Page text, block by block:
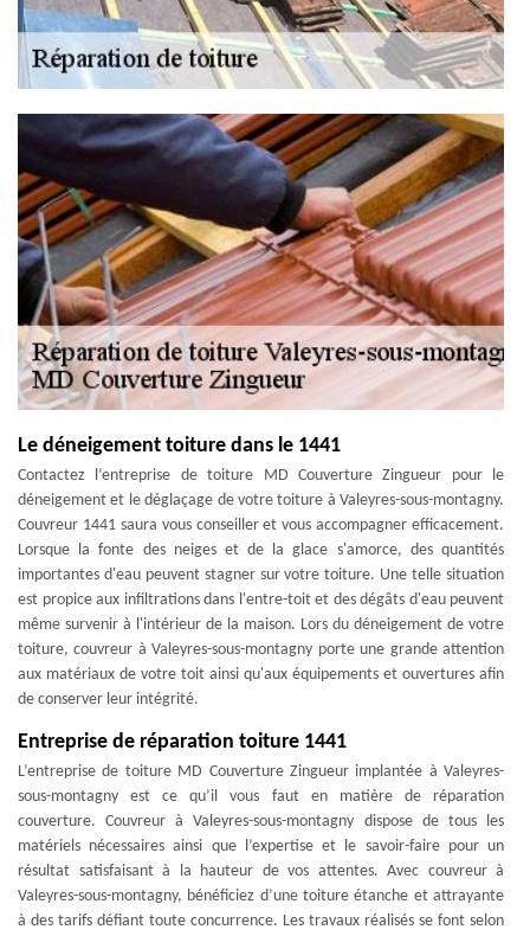
Le déneigement toiture dans le 1441
Contactez l’entreprise de toiture MD Couverture Zingueur pour le
déneigement et le déglaçage de votre toiture à Valeyres-sous-montagny.
Couvreur 1441 saura vous conseiller et vous accompagner efficacement.
Lorsque la fonte des neiges et de la glace s'amorce, des quantités
importantes d'eau peuvent stagner sur votre toiture. Une telle situation
est propice aux infiltrations dans l'entre-toit et des dégâts d'eau peuvent
même survenir à l'intérieur de la maison. Lors du déneigement de votre
toiture, couvreur à Valeyres-sous-montagny porte une grande attention
aux matériaux de votre toit ainsi qu'aux équipements et ouvertures afin
de conserver leur intégrité.
Entreprise de réparation toiture 1441
L’entreprise de toiture MD Couverture Zingueur implantée à Valeyres-
sous-montagny est ce qu’il vous faut en matière de réparation
couverture. Couvreur à Valeyres-sous-montagny dispose de tous les
matériels nécessaires ainsi que l’expertise et le savoir-faire pour un
résultat satisfaisant à la hauteur de vos attentes. Avec couvreur à
Valeyres-sous-montagny, bénéficiez d’une toiture étanche et attrayante
à des tarifs défiant toute concurrence. Les travaux réalisés se font selon